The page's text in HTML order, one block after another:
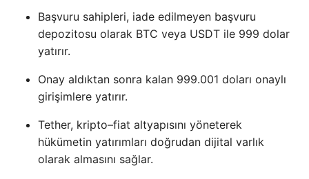
Başvuru sahipleri, iade edilmeyen başvuru
depozitosu olarak BTC veya USDT ile 999 dolar
yatırır.
Onay aldıktan sonra kalan 999.001 doları onaylı
girişimlere yatırır.
Tether, kripto–fiat altyapısını yöneterek
hükümetin yatırımları doğrudan dijital varlık
olarak almasını sağlar.